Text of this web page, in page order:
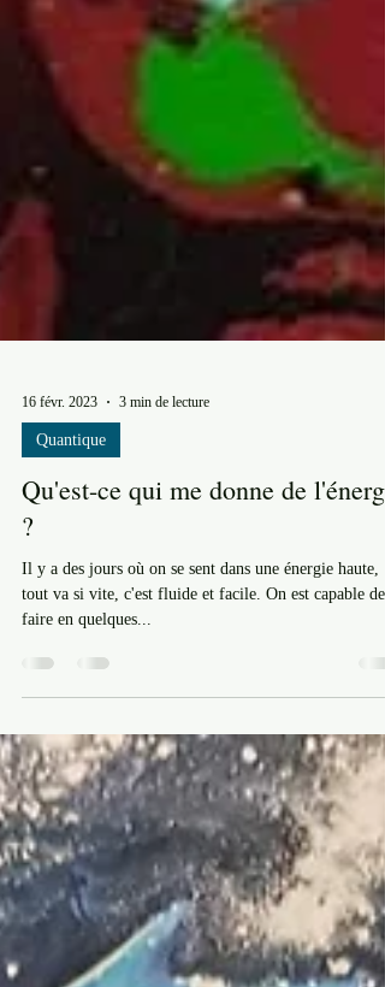
16 févr. 2023
Quantique
Qu'est-ce qui me donne de
?
Il y a des jours où on se sent dans une énergie haute,
faire en quelques...